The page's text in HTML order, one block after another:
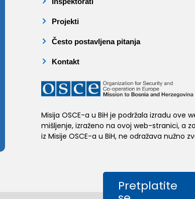
Projekti
Često postavljena pitanja
Kontakt
Misija OSCE-a u BiH je podržala izradu ove
mišljenje, izraženo na ovoj web-stranici, a
iz Misije OSCE-a u BiH, ne odražava nužno
Pretplatite